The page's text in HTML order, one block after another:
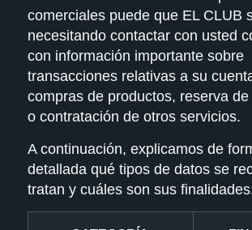
comerciales puede que EL CLUB
necesitando contactar con usted
con información importante sobre
transacciones relativas a su
compras de productos, reserva
o contratación de otros servicios.
A continuación, explicamos de
detallada qué tipos de datos se
tratan y cuáles son sus